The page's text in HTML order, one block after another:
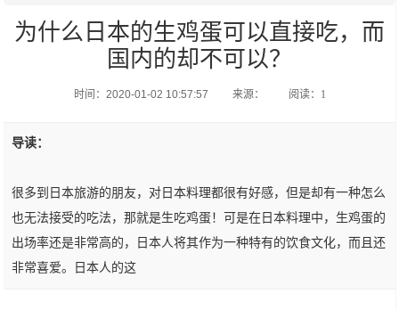
为什么日本的生鸡蛋可以直接吃，而
国内的却不可以？
时间：2020-01-02 10:57:57 来源： 阅读：1
导读：
很多到日本旅游的朋友，对日本料理都很有好感，但是却有一种怎么
也无法接受的吃法，那就是生吃鸡蛋！可是在日本料理中，生鸡蛋的
出场率还是非常高的，日本人将其作为一种特有的饮食文化，而且还
非常喜爱。日本人的这